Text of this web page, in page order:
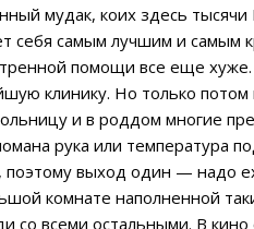
мудак, коих здесь тысячи
себя самым лучшим и самым
помощи все еще
клинику. Но только
и в роддом многие
рука или температура
поэтому выход один — надо
комнате наполненной
со всеми остальными. В